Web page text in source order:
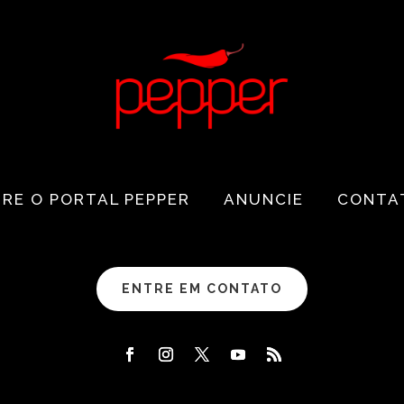
O PORTAL PEPPER ANUNCIE
ENTRE EM CONTATO